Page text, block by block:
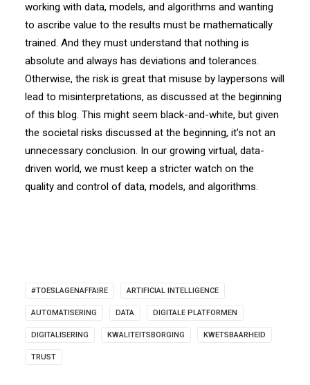
working with data, models, and algorithms and wanting
to ascribe value to the results must be mathematically
trained. And they must understand that nothing is
absolute and always has deviations and tolerances.
Otherwise, the risk is great that misuse by laypersons will
lead to misinterpretations, as discussed at the beginning
of this blog. This might seem black-and-white, but given
the societal risks discussed at the beginning, it’s not an
unnecessary conclusion. In our growing virtual, data-
driven world, we must keep a stricter watch on the
quality and control of data, models, and algorithms.
#TOESLAGENAFFAIRE ARTIFICIAL INTELLIGENCE
AUTOMATISERING DATA DIGITALE PLATFORMEN
DIGITALISERING KWALITEITSBORGING KWETSBAARHEID
TRUST